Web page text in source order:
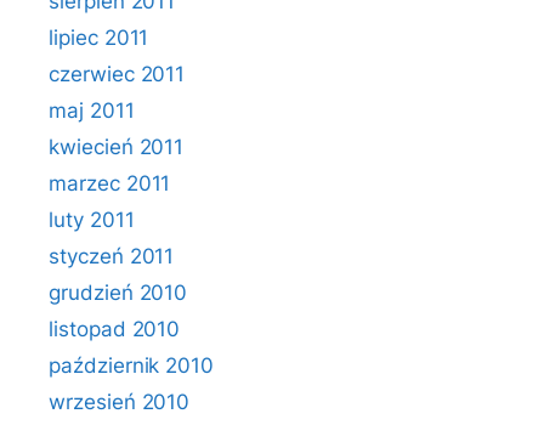
lipiec 2011
czerwiec 2011
maj 2011
kwiecień 2011
marzec 2011
luty 2011
styczeń 2011
grudzień 2010
listopad 2010
październik 2010
wrzesień 2010